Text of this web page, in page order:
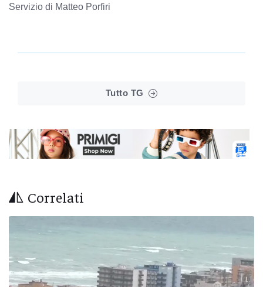
Servizio di Matteo Porfiri
Tutto TG
Correlati